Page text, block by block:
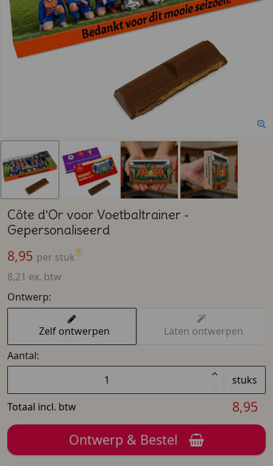
Côte d'Or voor Voetbaltrainer -
Gepersonaliseerd
8,95 per stuk
8,21 ex. btw
Ontwerp:
Zelf ontwerpen
Laten ontwerpen
Aantal:
stuks
Totaal incl. btw
8,95
Ontwerp & Bestel